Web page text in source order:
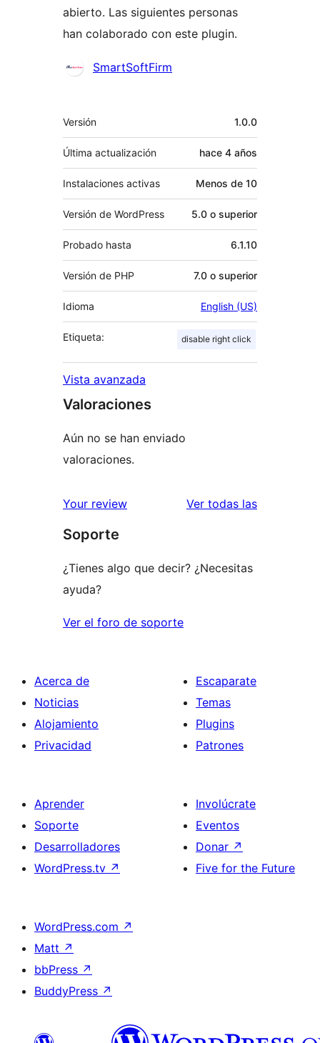
abierto. Las siguientes personas
han colaborado con este plugin.
Colaboradores
SmartSoftFirm
Meta
Versión 1.0.0
Última actualización hace 4 años
Instalaciones activas Menos de 10
Versión de WordPress 5.0 o superior
Probado hasta 6.1.10
Versión de PHP 7.0 o superior
Idioma English (US)
Etiqueta: disable right click
Vista avanzada
Valoraciones
Aún no se han enviado
valoraciones.
Your review Ver todas las
Soporte
¿Tienes algo que decir? ¿Necesitas
ayuda?
Ver el foro de soporte
Acerca de
Noticias
Alojamiento
Privacidad
Escaparate
Temas
Plugins
Patrones
Aprender
Soporte
Desarrolladores
WordPress.tv ↗
Involúcrate
Eventos
Donar ↗
Five for the Future
WordPress.com ↗
Matt ↗
bbPress ↗
BuddyPress ↗